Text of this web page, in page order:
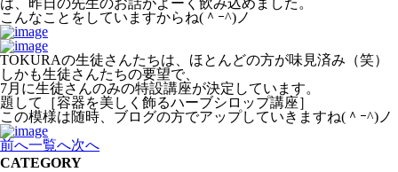
は、昨日の先生のお話がよーく飲み込めました。
こんなことをしていますからね(＾ｰ^)ノ
TOKURAの生徒さんたちは、ほとんどの方が味見済み（笑）
しかも生徒さんたちの要望で、
7月に生徒さんのみの特設講座が決定しています。
題して［容器を美しく飾るハーブシロップ講座］
この模様は随時、ブログの方でアップしていきますね(＾ｰ^)ノ
前へ一覧へ次へ
CATEGORY